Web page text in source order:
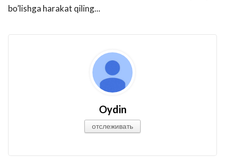
bo’lishga harakat qiling...
Oydin
отслеживать